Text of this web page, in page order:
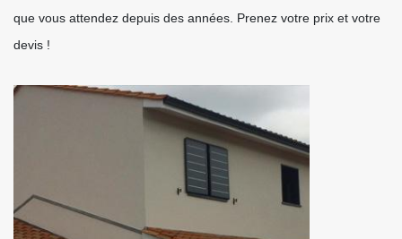
que vous attendez depuis des années. Prenez votre prix et votre
devis !